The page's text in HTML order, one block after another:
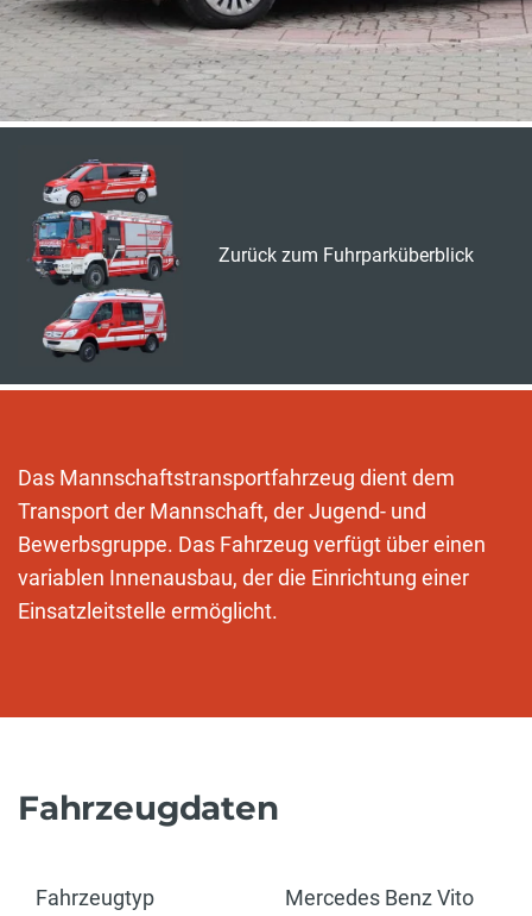
Zurück zum Fuhrparküberblick
Das Mannschaftstransportfahrzeug dient dem
Transport der Mannschaft, der Jugend- und
Bewerbsgruppe. Das Fahrzeug verfügt über einen
variablen Innenausbau, der die Einrichtung einer
Einsatzleitstelle ermöglicht.
Fahrzeugdaten
Fahrzeugtyp
Mercedes Benz Vito